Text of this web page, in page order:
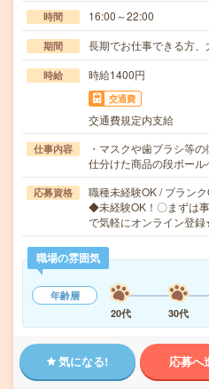
時間 16:00～22:00
期間 長期でお仕事できる方、
時給 時給1400円
交通費
交通費規定内支給
仕事内容
・マスクや歯ブラシ等
仕分けた商品の段ボー
応募資格
職種未経験OK / ブラン
◆未経験OK！〇まずは
で気軽にオンライン登
職場の雰囲気
年齢層
20代
30代
気になる! 応募へ